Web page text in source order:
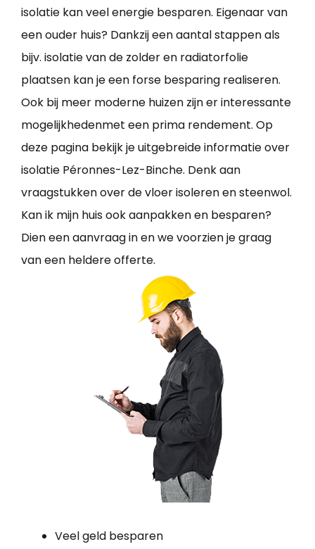
isolatie kan veel energie besparen. Eigenaar van
een ouder huis? Dankzij een aantal stappen als
bijv. isolatie van de zolder en radiatorfolie
plaatsen kan je een forse besparing realiseren.
Ook bij meer moderne huizen zijn er interessante
mogelijkhedenmet een prima rendement. Op
deze pagina bekijk je uitgebreide informatie over
isolatie Péronnes-Lez-Binche. Denk aan
vraagstukken over de vloer isoleren en steenwol.
Kan ik mijn huis ook aanpakken en besparen?
Dien een aanvraag in en we voorzien je graag
van een heldere offerte.
Veel geld besparen